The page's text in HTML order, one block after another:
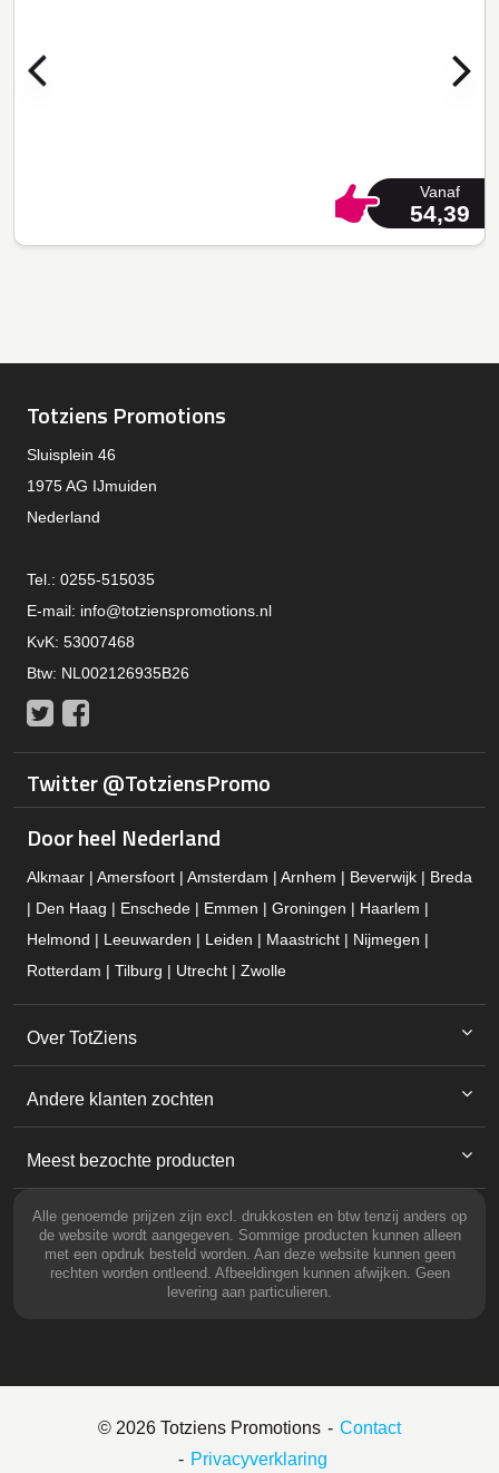
Vanaf
54,39
Totziens Promotions
Sluisplein 46
1975 AG IJmuiden
Nederland
Tel.: 0255-515035
E-mail: info@totzienspromotions.nl
KvK: 53007468
Btw: NL002126935B26
Twitter
Twitter @TotziensPromo
Door heel Nederland
Alkmaar | Amersfoort | Amsterdam | Arnhem | Beverwijk | Breda
| Den Haag | Enschede | Emmen | Groningen | Haarlem |
Helmond | Leeuwarden | Leiden | Maastricht | Nijmegen |
Rotterdam | Tilburg | Utrecht | Zwolle
Over TotZiens
Andere klanten zochten
Meest bezochte producten
Alle genoemde prijzen zijn excl. drukkosten en btw tenzij anders op
de website wordt aangegeven. Sommige producten kunnen alleen
met een opdruk besteld worden. Aan deze website kunnen geen
rechten worden ontleend. Afbeeldingen kunnen afwijken. Geen
levering aan particulieren.
© 2026 Totziens Promotions
Contact
Privacyverklaring